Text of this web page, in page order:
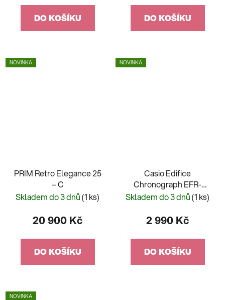
DO KOŠÍKU DO KOŠÍKU
NOVINKA
PRIM Retro Elegance 25
– C
Skladem do 3 dnů(1 ks)
20 900 Kč
DO KOŠÍKU
NOVINKA
Casio Edifice
Chronograph EFR-
526D-2AVUEF
Skladem do 3 dnů(1 ks)
2 990 Kč
DO KOŠÍKU
NOVINKA